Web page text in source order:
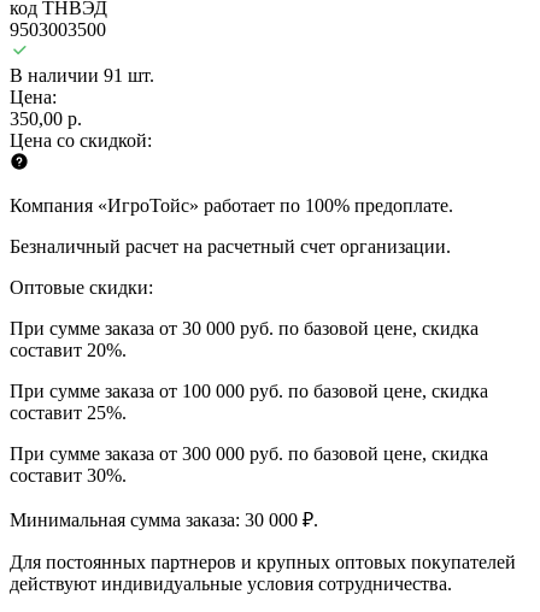
код ТНВЭД
9503003500
В наличии 91 шт.
Цена:
350,00 р.
Цена со скидкой:
Компания «ИгроТойс» работает по 100% предоплате.
Безналичный расчет на расчетный счет организации.
Оптовые скидки:
При сумме заказа от 30 000 руб. по базовой цене, скидка
составит 20%.
При сумме заказа от 100 000 руб. по базовой цене, скидка
составит 25%.
При сумме заказа от 300 000 руб. по базовой цене, скидка
составит 30%.
Минимальная сумма заказа: 30 000 ₽.
Для постоянных партнеров и крупных оптовых покупателей
действуют индивидуальные условия сотрудничества.